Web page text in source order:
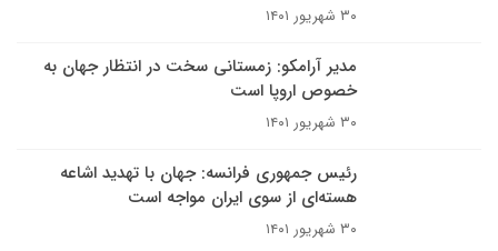
۳۰ شهریور ۱۴۰۱
مدیر آرامکو: زمستانی سخت در انتظار جهان به
خصوص اروپا است
۳۰ شهریور ۱۴۰۱
رئیس جمهوری فرانسه: جهان با تهدید اشاعه
هسته‌ای از سوی ایران مواجه است
۳۰ شهریور ۱۴۰۱